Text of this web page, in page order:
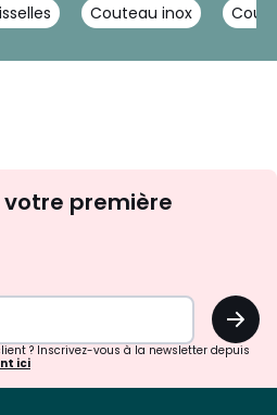
Couteau inox
d'inspirations
surprises?
votre première
OK
? Inscrivez-vous à la newsletter depuis
ici